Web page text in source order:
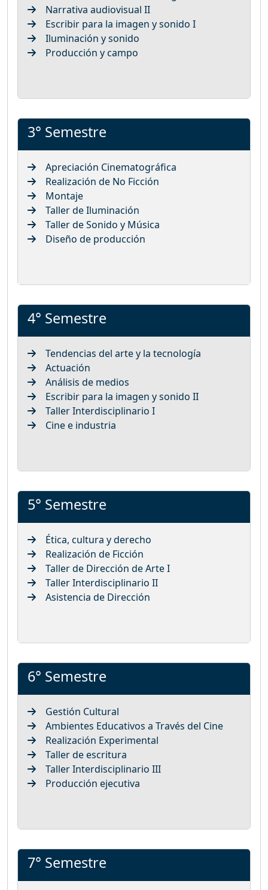
Narrativa audiovisual II
Escribir para la imagen y sonido I
Iluminación y sonido
Producción y campo
3° Semestre
Apreciación Cinematográfica
Realización de No Ficción
Montaje
Taller de Iluminación
Taller de Sonido y Música
Diseño de producción
4° Semestre
Tendencias del arte y la tecnología
Actuación
Análisis de medios
Escribir para la imagen y sonido II
Taller Interdisciplinario I
Cine e industria
5° Semestre
Ética, cultura y derecho
Realización de Ficción
Taller de Dirección de Arte I
Taller Interdisciplinario II
Asistencia de Dirección
6° Semestre
Gestión Cultural
Ambientes Educativos a Través del Cine
Realización Experimental
Taller de escritura
Taller Interdisciplinario III
Producción ejecutiva
7° Semestre